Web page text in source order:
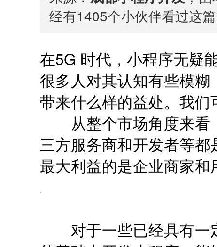
经有1405个小伙伴看过这
在5G 时代，小程序无疑
很多人对其认知有些模
带来什么样的益处。我
从整个市场角度来看
三方服务商和开发者等
最大利益的是企业商家和
对于一些已经具有一